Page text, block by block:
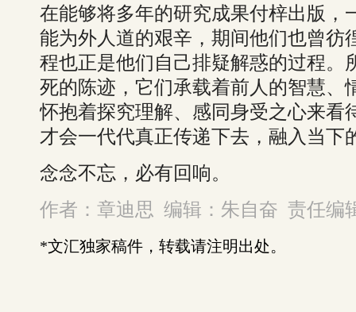
在能够将多年的研究成果付梓出版，
能为外人道的艰辛，期间他们也曾彷
程也正是他们自己排疑解惑的过程。
死的陈迹，它们承载着前人的智慧、
怀抱着探究理解、感同身受之心来看
才会一代代真正传递下去，融入当下
念念不忘，必有回响。
作者：章迪思 编辑：朱自奋 责任编
*文汇独家稿件，转载请注明出处。